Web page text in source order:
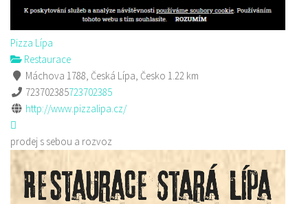
Pizza Lípa
Restaurace
Máchova 1788, Česká Lípa, Česko 1.22 km
723702385723702385
http://www.pizzalipa.cz/
prodej s sebou a rozvoz